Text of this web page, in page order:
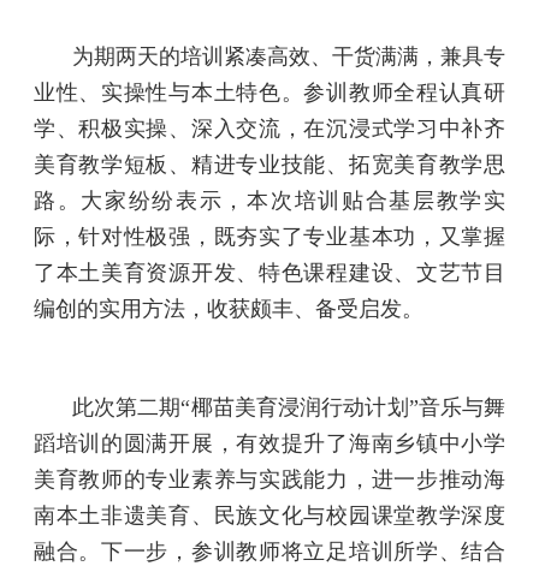
为期两天的培训紧凑高效、干货满满，兼具专
业性、实操性与本土特色。参训教师全程认真研
学、积极实操、深入交流，在沉浸式学习中补齐
美育教学短板、精进专业技能、拓宽美育教学思
路。大家纷纷表示，本次培训贴合基层教学实
际，针对性极强，既夯实了专业基本功，又掌握
了本土美育资源开发、特色课程建设、文艺节目
编创的实用方法，收获颇丰、备受启发。
此次第二期“椰苗美育浸润行动计划”音乐与舞
蹈培训的圆满开展，有效提升了海南乡镇中小学
美育教师的专业素养与实践能力，进一步推动海
南本土非遗美育、民族文化与校园课堂教学深度
融合。下一步，参训教师将立足培训所学、结合